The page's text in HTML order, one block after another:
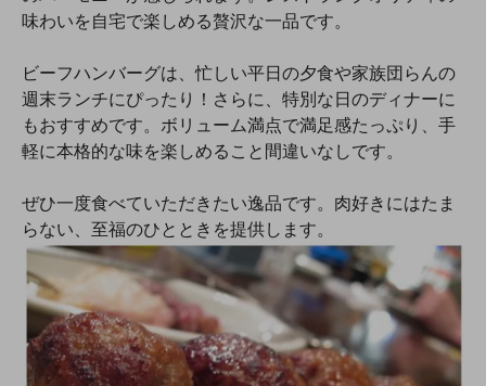
味わいを自宅で楽しめる贅沢な一品です。
ビーフハンバーグは、忙しい平日の夕食や家族団らんの
週末ランチにぴったり！さらに、特別な日のディナーに
もおすすめです。ボリューム満点で満足感たっぷり、手
軽に本格的な味を楽しめること間違いなしです。
ぜひ一度食べていただきたい逸品です。肉好きにはたま
らない、至福のひとときを提供します。